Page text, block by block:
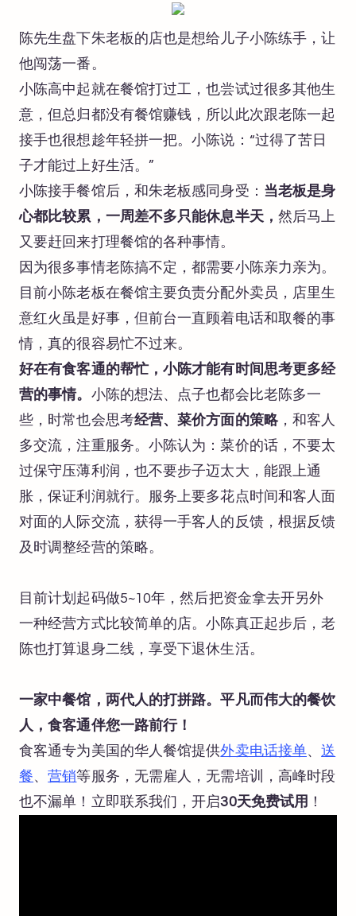
陈先生盘下朱老板的店也是想给儿子小陈练手，让
他闯荡一番。
小陈高中起就在餐馆打过工，也尝试过很多其他生
意，但总归都没有餐馆赚钱，所以此次跟老陈一起
接手也很想趁年轻拼一把。小陈说：“过得了苦日
子才能过上好生活。”
小陈接手餐馆后，和朱老板感同身受： 当老板是身
心都比较累，一周差不多只能休息半天， 然后马上
又要赶回来打理餐馆的各种事情。
因为很多事情老陈搞不定，都需要小陈亲力亲为。
目前小陈老板在餐馆主要负责分配外卖员，店里生
意红火虽是好事，但前台一直顾着电话和取餐的事
情，真的很容易忙不过来。
好在有食客通的帮忙，小陈才能有时间思考更多经
营的事情。 小陈的想法、点子也都会比老陈多一
些，时常也会思考经营、菜价方面的策略，和客人
多交流，注重服务。小陈认为：菜价的话，不要太
过保守压薄利润，也不要步子迈太大，能跟上通
胀，保证利润就行。服务上要多花点时间和客人面
对面的人际交流，获得一手客人的反馈，根据反馈
及时调整经营的策略。
目前计划起码做5~10年，然后把资金拿去开另外
一种经营方式比较简单的店。小陈真正起步后，老
陈也打算退身二线，享受下退休生活。
一家中餐馆，两代人的打拼路。平凡而伟大的餐饮
人，食客通伴您一路前行！
食客通专为美国的华人餐馆提供外卖电话接单、送
餐、营销等服务，无需雇人，无需培训，高峰时段
也不漏单！立即联系我们，开启30天免费试用 ！